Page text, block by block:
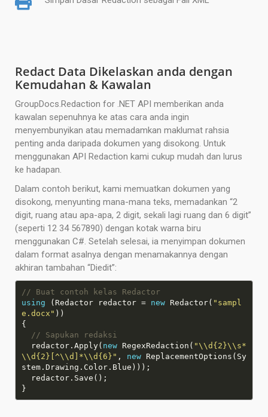
Redact Data Dikelaskan anda dengan
Kemudahan & Kawalan
GroupDocs.Redaction for .NET API memberikan anda
kawalan sepenuhnya ke atas cara anda ingin
menyembunyikan atau memadamkan maklumat rahsia
penting anda daripada dokumen yang disokong. Untuk
menggunakan API Redaction kami cukup mudah dan lurus
ke hadapan.
Dalam contoh berikut, kami memuatkan dokumen yang
disokong, menyunting mana-mana teks, memadankan “2
digit, ruang atau apa-apa, 2 digit, sekali lagi ruang dan 6 digit”
(seperti 12 34 567890) dengan kotak warna biru
menggunakan C#. Setelah selesai, ia menyimpan dokumen
dalam format asalnya dengan menamakannya dengan
akhiran tambahan “Diedit”:
// Buat contoh kelas Redactor
using (Redactor redactor = new Redactor( "sampl
e.docx"
// Sapukan redaksi
  redactor.Apply(
new RegexRedaction( "\\d{2}\\s*
\\d{2}[^\\d]*\\d{6}" , new ReplacementOptions(Sy